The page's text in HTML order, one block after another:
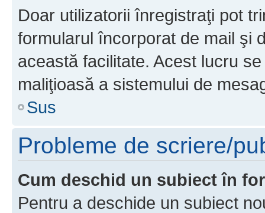
Doar utilizatorii înregistraţi pot
formularul încorporat de mail şi
această facilitate. Acest lucru
maliţioasă a sistemului de
Sus
Probleme de scriere/
Cum deschid un subiect în
Pentru a deschide un subiect